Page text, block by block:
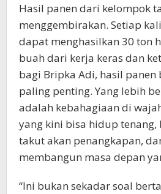
Hasil panen dari kelompok
menggembirakan. Setiap
dapat menghasilkan 30 ton
buah dari kerja keras dan
bagi Bripka Adi, hasil panen
paling penting. Yang lebih
adalah kebahagiaan di
yang kini bisa hidup tenang,
takut akan penangkapan,
membangun masa depan
“Ini bukan sekadar soal